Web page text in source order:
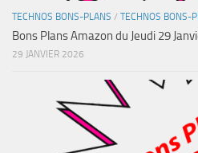
TECHNOS BONS-PLANS / TECHNOS BONS-
Bons Plans Amazon du Jeudi 29
29 JANVIER 2026